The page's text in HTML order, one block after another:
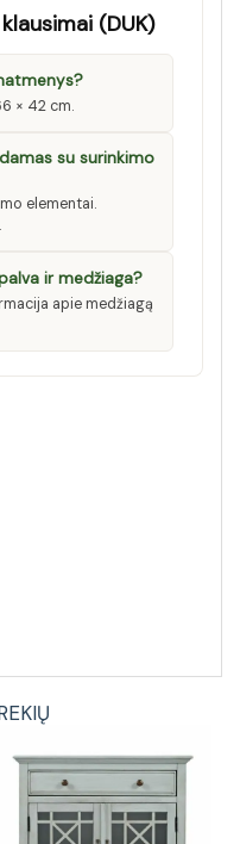
(DUK)
× 42 cm.
su surinkimo
elementai.
ir medžiaga?
apie medžiagą